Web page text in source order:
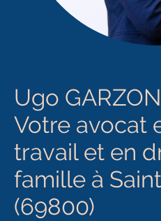
Ugo GARZON
Votre avocat
travail et en
famille à
(69800)